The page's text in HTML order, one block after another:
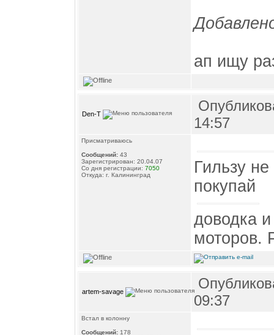
ап ищу
Den-T
14:57
Присматриваюсь
Сообщений: 43
Зарегистрирован: 20.04.07
Со дня регистрации: 7050
Откуда: г. Калининград
Гильзу
покупай
доводка
моторов.
artem-savage
09:37
Встал в колонну
Сообщений: 178